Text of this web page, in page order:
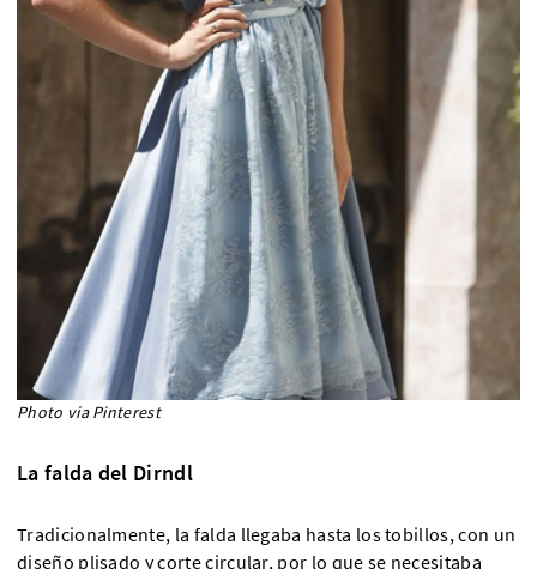
Photo via Pinterest
La falda del Dirndl
Tradicionalmente, la falda llegaba hasta los tobillos, con un
diseño plisado y corte circular, por lo que se necesitaba